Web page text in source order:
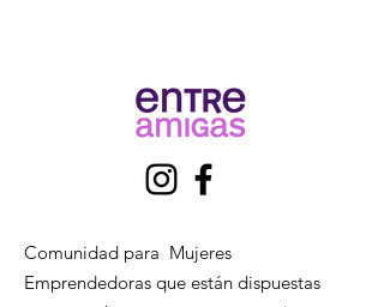
Comunidad para Mujeres
Emprendedoras que están dispuestas